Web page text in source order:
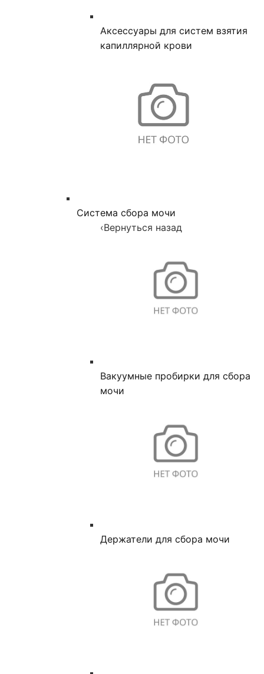
Аксессуары для систем взятия
капиллярной крови
Система сбора мочи
‹Вернуться назад
Вакуумные пробирки для сбора
мочи
Держатели для сбора мочи